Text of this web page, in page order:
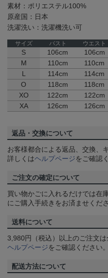
素材：ポリエステル100%
原産国：日本
洗濯洗い：洗濯機洗い可
サイズ バスト ウエスト
S 106cm 106cm
M
110cm 110cm
L
114cm 114cm
O
118cm 118cm
XO
122cm 122cm
XA
126cm 126cm
返品・交換について
お客様都合による返品、交換、
詳しくはヘルプページをご確認
ご注文の確定について
買い物かごに入れるだけでは在
にご購入手続きをお済ませくださ
送料について
3,980円（税込）以上のご注文
ヘルプページをご確認ください。
配送方法について